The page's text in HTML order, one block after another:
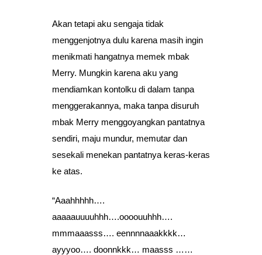
Akan tetapi aku sengaja tidak
menggenjotnya dulu karena masih ingin
menikmati hangatnya memek mbak
Merry. Mungkin karena aku yang
mendiamkan kontolku di dalam tanpa
menggerakannya, maka tanpa disuruh
mbak Merry menggoyangkan pantatnya
sendiri, maju mundur, memutar dan
sesekali menekan pantatnya keras-keras
ke atas.
“Aaahhhhh….
aaaaauuuuhhh….oooouuhhh….
mmmaaasss…. eennnnaaakkkk…
ayyyoo…. doonnkkk… maasss ……